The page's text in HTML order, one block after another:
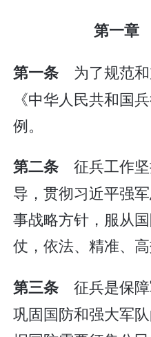
第一
第一条 为了规范
《中华人民共和国
例。
第二条 征兵工作
导，贯彻习近平强
事战略方针，服从
仗，依法、精准、
第三条 征兵是保
巩固国防和强大军